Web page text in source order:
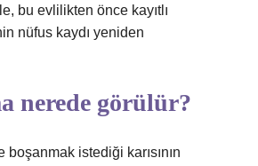
bu evlilikten önce kayıtlı
nüfus kaydı yeniden
nerede görülür?
boşanmak istediği karısının